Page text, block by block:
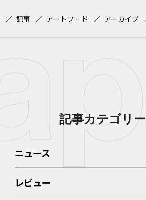
記事 アートワード アーカイブ
記事カテゴリー
ニュース
レビュー